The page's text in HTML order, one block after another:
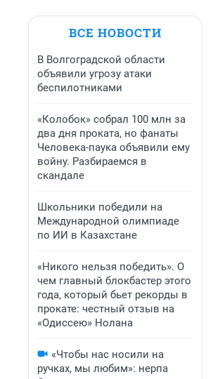
ВСЕ НОВОСТИ
В Волгоградской области
объявили угрозу атаки
беспилотниками
«Колобок» собрал 100 млн за
два дня проката, но фанаты
Человека-паука объявили ему
войну. Разбираемся в
скандале
Школьники победили на
Международной олимпиаде
по ИИ в Казахстане
«Никого нельзя победить». О
чем главный блокбастер этого
года, который бьет рекорды в
прокате: честный отзыв на
«Одиссею» Нолана
«Чтобы нас носили на
ручках, мы любим»: нерпа